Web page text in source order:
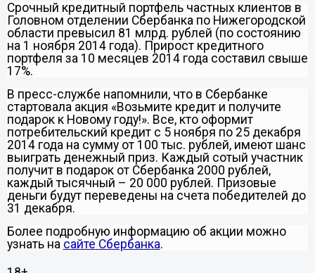
Срочный кредитный портфель частных клиентов в
Головном отделении Сбербанка по Нижегородской
области превысил 81 млрд. рублей (по состоянию
на 1 ноября 2014 года). Прирост кредитного
портфеля за 10 месяцев 2014 года составил свыше
17%.
В пресс-службе напомнили, что в Сбербанке
стартовала акция «Возьмите кредит и получите
подарок к Новому году!». Все, кто оформит
потребительский кредит с 5 ноября по 25 декабря
2014 года на сумму от 100 тыс. рублей, имеют шанс
выиграть денежный приз. Каждый сотый участник
получит в подарок от Сбербанка 2000 рублей,
каждый тысячный – 20 000 рублей. Призовые
деньги будут переведены на счета победителей до
31 декабря.
Более подробную информацию об акции можно
узнать на сайте Сбербанка.